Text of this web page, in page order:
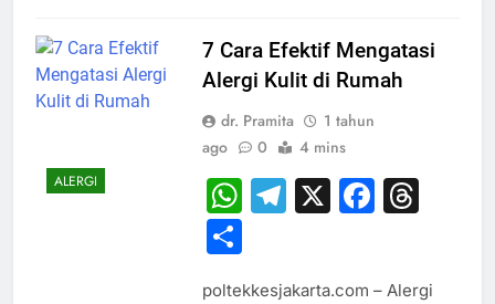
ALERGI
7 Cara Efektif Mengatasi
Alergi Kulit di Rumah
dr. Pramita
1 tahun
ago
0 4 mins
WhatsApp
Telegram
X
Share
poltekkesjakarta.com – Alergi